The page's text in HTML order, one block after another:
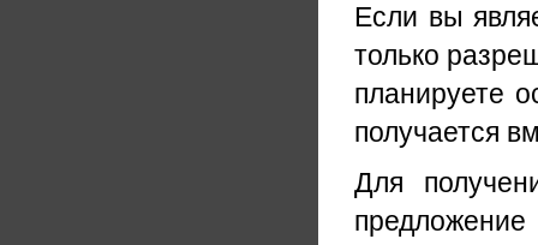
Если вы
только
планируете
получается
Для